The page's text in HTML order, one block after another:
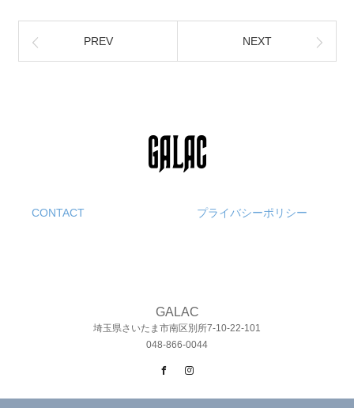
PREV NEXT
CONTACT プライバシーポリシー
GALAC
埼玉県さいたま市南区別所7-10-22-101
048-866-0044
Facebook